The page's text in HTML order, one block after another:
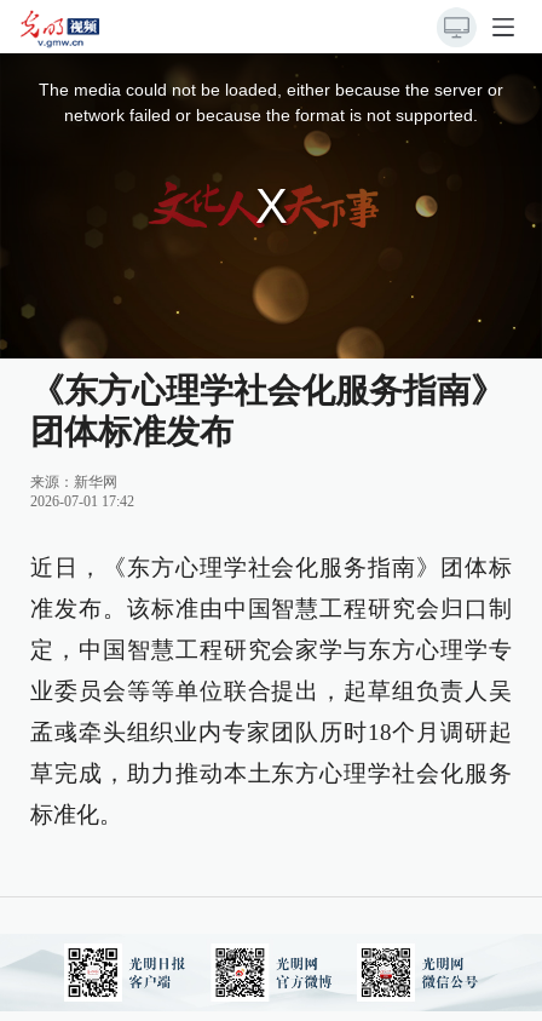
The media could not be loaded, either because the server or
network failed or because the format is not supported.
《东方心理学社会化服务指南》
团体标准发布
来源： 新华网
2026-07-01 17:42
近日，《东方心理学社会化服务指南》团体标
准发布。该标准由中国智慧工程研究会归口制
定，中国智慧工程研究会家学与东方心理学专
业委员会等等单位联合提出，起草组负责人吴
孟彧牵头组织业内专家团队历时18个月调研起
草完成，助力推动本土东方心理学社会化服务
标准化。